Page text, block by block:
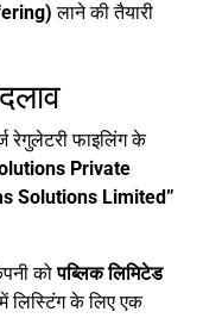
लाने की तैयारी
रेगुलेटरी फाइलिंग के
Private
Solutions Limited”
कोपब्लिक लिमिटेड
में लिस्टिंग के लिए एक